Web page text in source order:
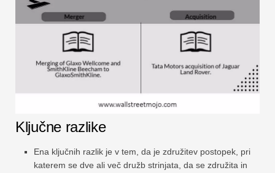
Ključne razlike
Ena ključnih razlik je v tem, da je združitev postopek, pri
katerem se dve ali več družb strinjata, da se združita in